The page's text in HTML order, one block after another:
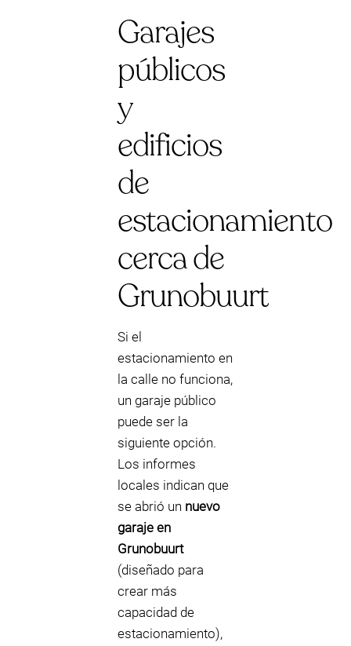
Garajes
públicos
y
edificios
de
estacionamiento
cerca de
Grunobuurt
Si el
estacionamiento en
la calle no funciona,
un garaje público
puede ser la
siguiente opción.
Los informes
locales indican que
se abrió un nuevo
garaje en
Grunobuurt
(diseñado para
crear más
capacidad de
estacionamiento),